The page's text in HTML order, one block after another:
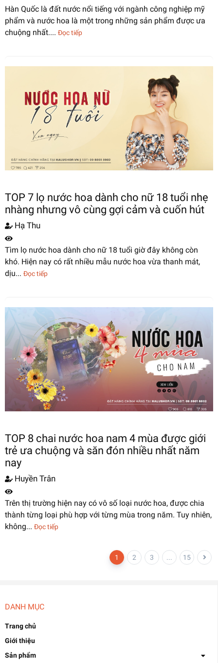
DANH MỤC
Trang chủ
Giới thiệu
Sản phẩm
Hàn Quốc là đất nước nổi tiếng với ngành công nghiệp mỹ
phẩm và nước hoa là một trong những sản phẩm được ưa
chuộng nhất.... Đọc tiếp
TOP 7 lọ nước hoa dành cho nữ 18 tuổi nhẹ
nhàng nhưng vô cùng gợi cảm và cuốn hút
Hạ Thu
Tìm lọ nước hoa dành cho nữ 18 tuổi giờ đây không còn
khó. Hiện nay có rất nhiều mẫu nước hoa vừa thanh mát,
dịu... Đọc tiếp
TOP 8 chai nước hoa nam 4 mùa được giới
trẻ ưa chuộng và săn đón nhiều nhất năm
nay
Huyền Trân
Trên thị trường hiện nay có vô số loại nước hoa, được chia
thành từng loại phù hợp với từng mùa trong năm. Tuy nhiên,
không... Đọc tiếp
1 2 3 ... 15